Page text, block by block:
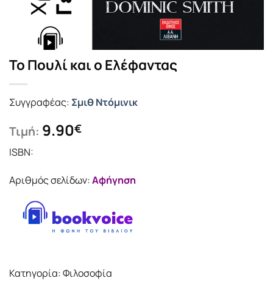
Το Πουλί και ο Ελέφαντας
Συγγραφέας: Σμιθ Ντόμινικ
Τιμή: 9.90€
ISBN:
Αριθμός σελίδων:Αφήγηση
Κατηγορία: Φιλοσοφία